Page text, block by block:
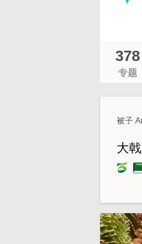
378
专题
被子
大